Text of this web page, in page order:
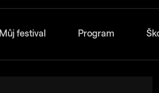
Můj festival Program